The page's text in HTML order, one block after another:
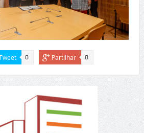
0 Partilhar 0